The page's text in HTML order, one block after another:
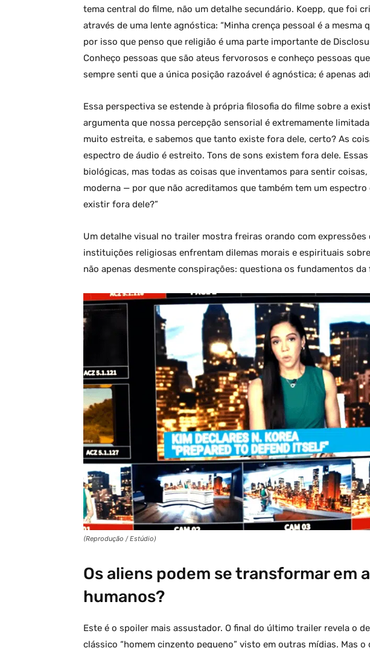
tema central do filme, não um detalhe secundário. Koepp, que foi
através de uma lente agnóstica: “Minha crença pessoal é a mesma
por isso que penso que religião é uma parte importante de
Conheço pessoas que são ateus fervorosos e conheço pessoas
sempre senti que a única posição razoável é agnóstica; é apenas
Essa perspectiva se estende à própria filosofia do filme sobre a
argumenta que nossa percepção sensorial é extremamente
muito estreita, e sabemos que tanto existe fora dele, certo? As
espectro de áudio é estreito. Tons de sons existem fora dele.
biológicas, mas todas as coisas que inventamos para sentir
moderna — por que não acreditamos que também tem um
existir fora dele?”
Um detalhe visual no trailer mostra freiras orando com
instituições religiosas enfrentam dilemas morais e espirituais
não apenas desmente conspirações: questiona os fundamentos da
(Reprodução / Estúdio)
Os aliens podem se transformar em
humanos?
Este é o spoiler mais assustador. O final do último trailer revela o
clássico “homem cinzento pequeno” visto em outras mídias. Mas